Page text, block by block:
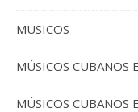
MUSICOS
MÚSICOS CUBANOS
MÚSICOS CUBANOS